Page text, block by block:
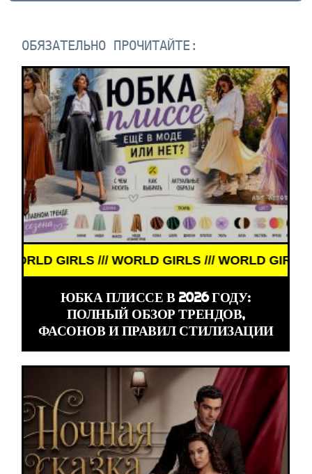
ОБЯЗАТЕЛЬНО ПРОЧИТАЙТЕ:
GIRLS /// WORLD GIRLS ///
ЮБКА ПЛИССЕ В 2026 ГОДУ:
ПОЛНЫЙ ОБЗОР ТРЕНДОВ,
ФАСОНОВ И ПРАВИЛ СТИЛИЗАЦИИ